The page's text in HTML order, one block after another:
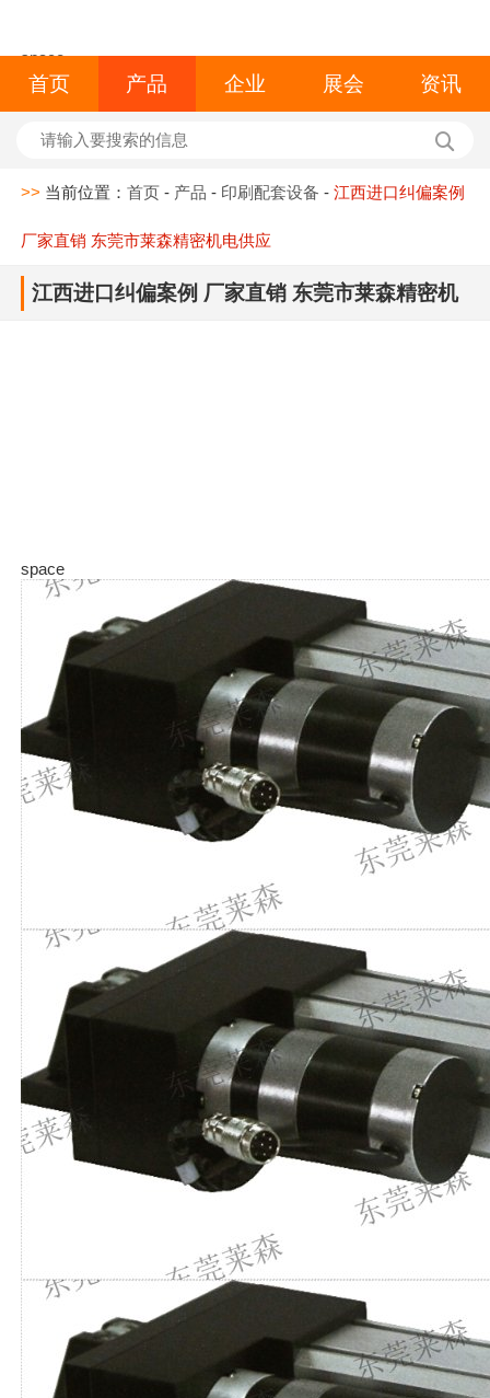
space
首页 产品 企业 展会 资讯
>> 当前位置：首页 - 产品 - 印刷配套设备 -江西进口纠偏案例
厂家直销 东莞市莱森精密机电供应
江西进口纠偏案例 厂家直销 东莞市莱森精密机
space